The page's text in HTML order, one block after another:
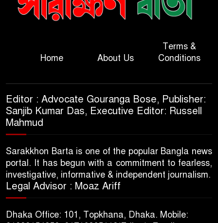
Home About Us
Terms &
Conditions
Editor : Advocate Gouranga Bose, Publisher:
Sanjib Kumar Das, Executive Editor: Russell
Mahmud
Sarakkhon Barta is one of the popular Bangla news
portal. It has begun with a commitment to fearless,
investigative, informative & independent journalism.
Legal Advisor : Moaz Ariff
Dhaka Office: 101, Topkhana, Dhaka. Mobile: